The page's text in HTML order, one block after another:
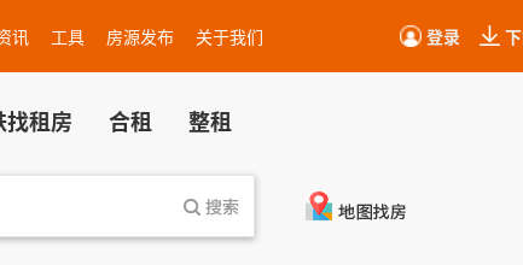
讯 工具 房源发布 关于我们 登录
找租房 合租 整租